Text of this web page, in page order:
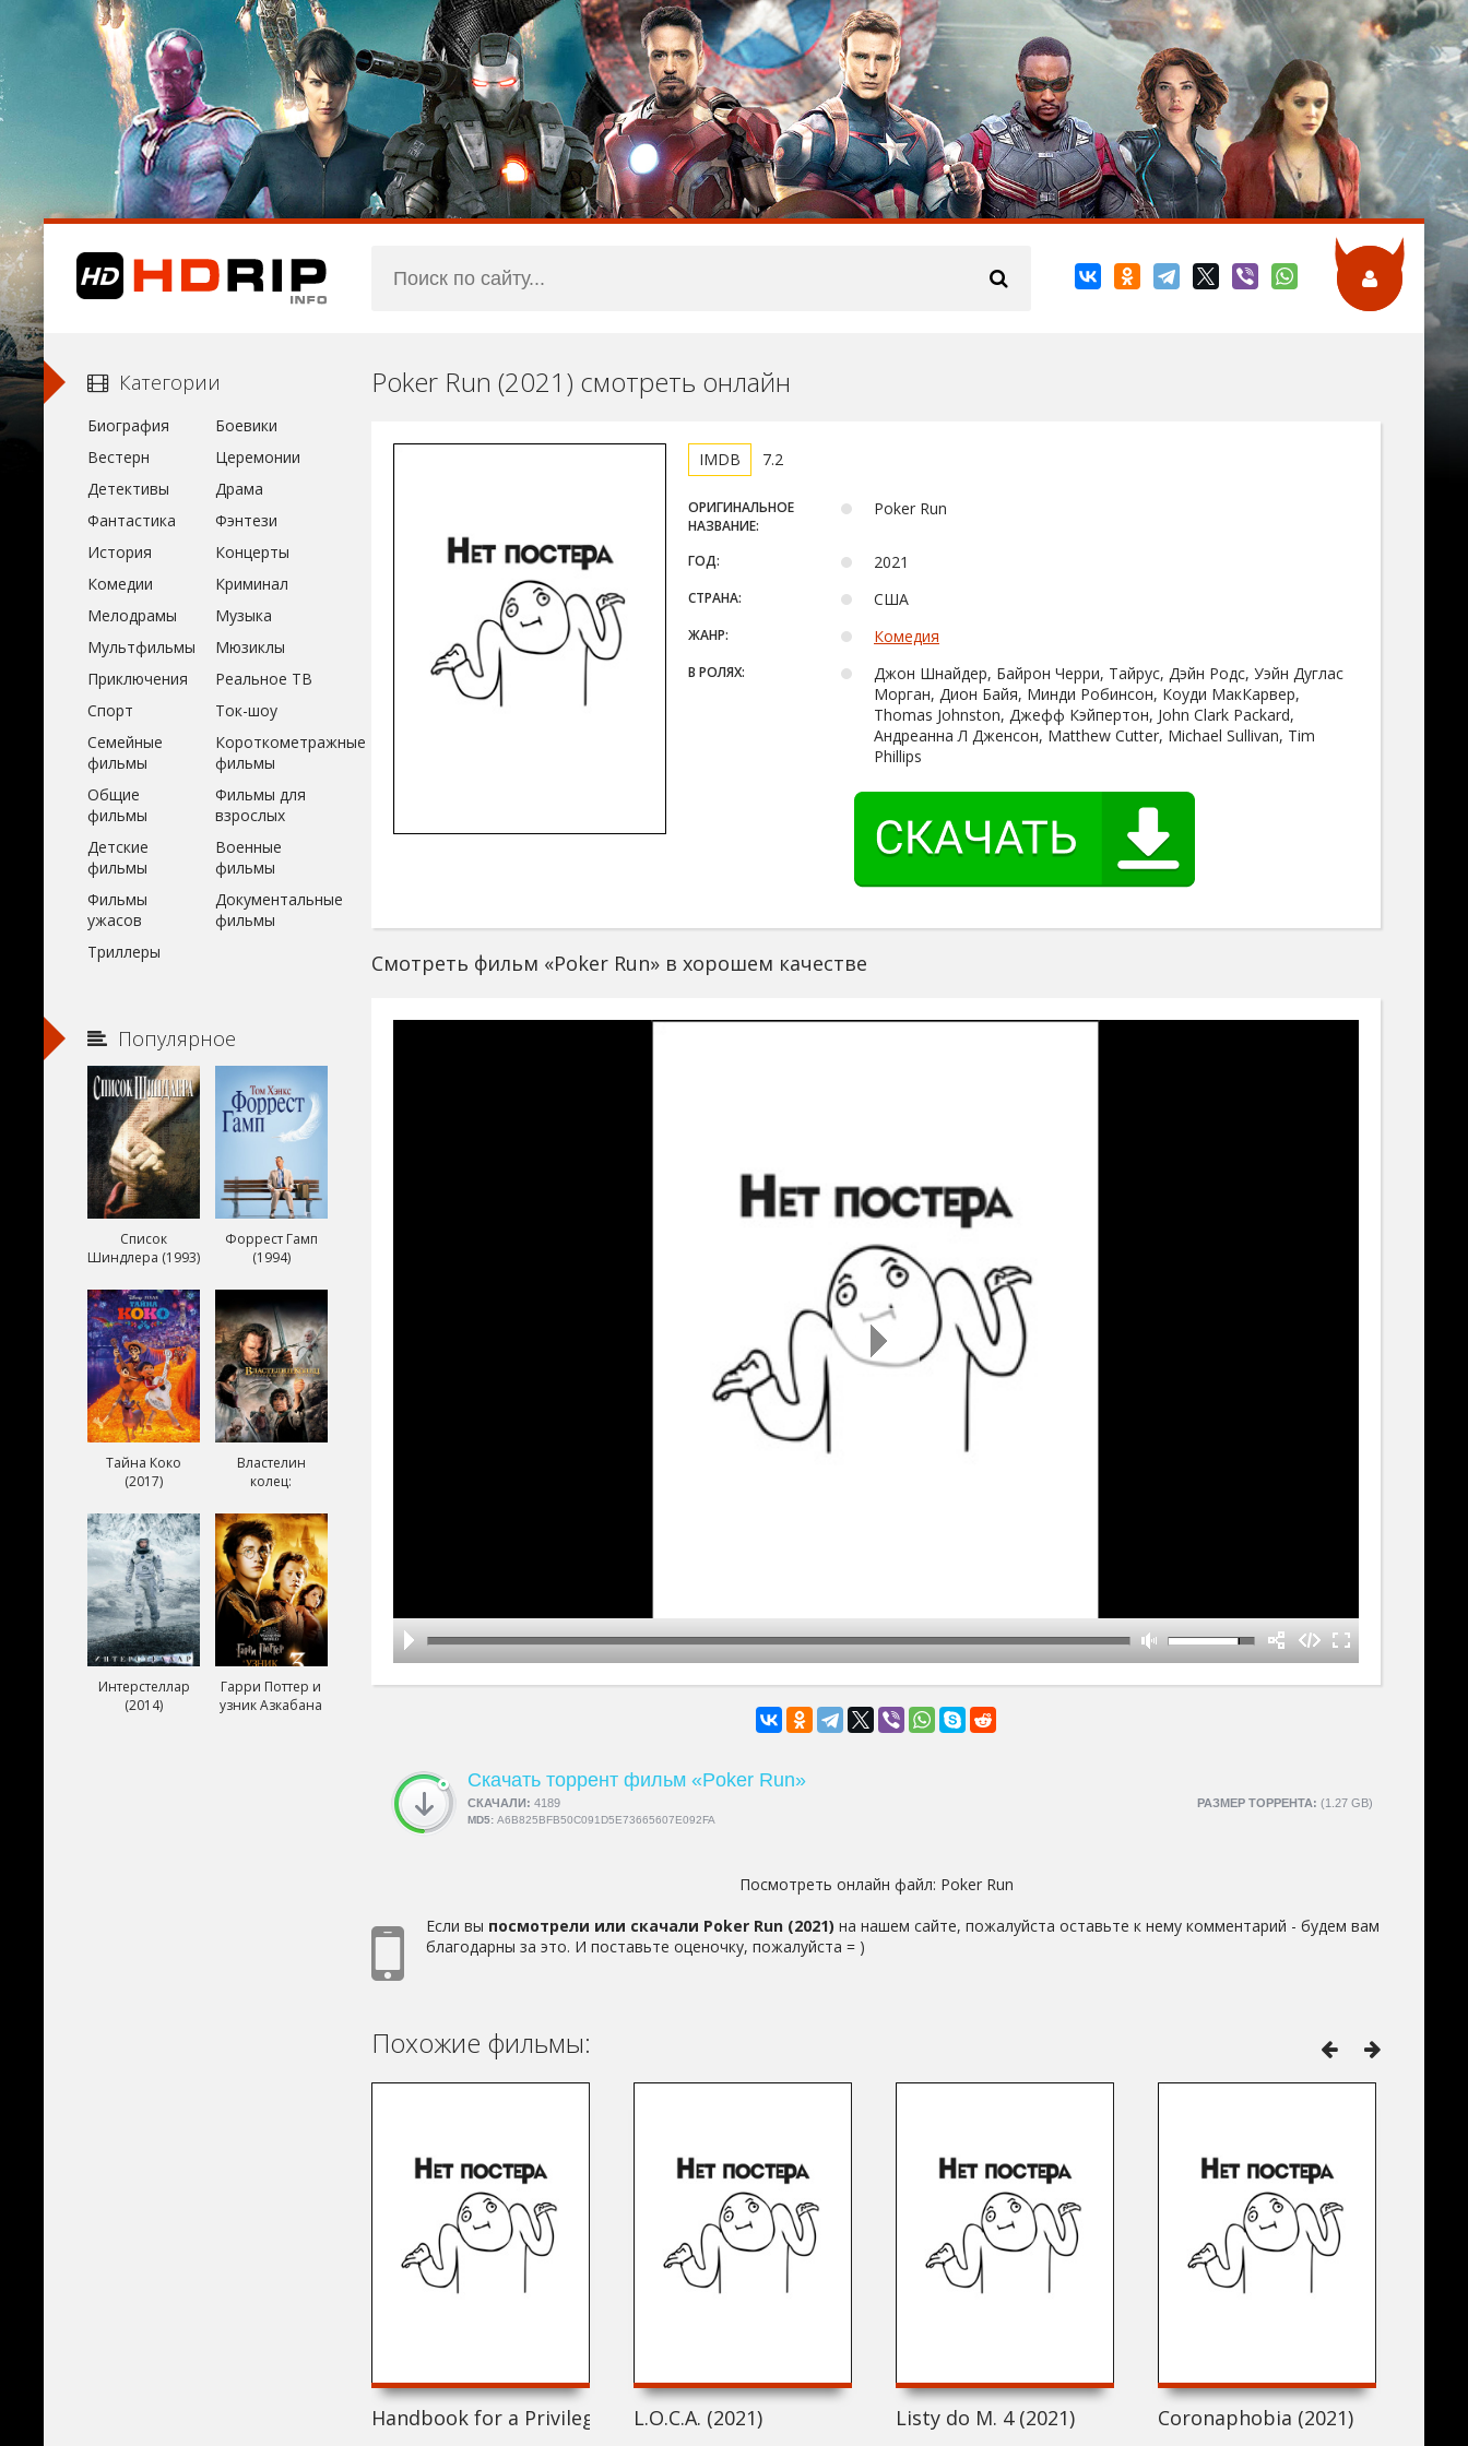
Poker Run (2021) смотреть онлайн
7.2
ОРИГИНАЛЬНОЕ
НАЗВАНИЕ:
Poker Run
ГОД: 2021
СТРАНА: США
ЖАНР: Комедия
В РОЛЯХ:
Джон Шнайдер, Байрон Черри, Тайрус, Дэйн Родс, Уэйн Дуглас
Морган, Дион Байя, Минди Робинсон, Коуди МакКарвер,
Thomas Johnston, Джефф Кэйпертон, John Clark Packard,
Андреанна Л Дженсон, Matthew Cutter, Michael Sullivan, Tim
Phillips
Смотреть фильм «Poker Run» в хорошем качестве
Скачать торрент фильм «Poker Run»
РАЗМЕР ТОРРЕНТА: (1.27 GB)
СКАЧАЛИ: 4189
MD5: A6B825BFB50C091D5E73665607E092FA
Посмотреть онлайн файл: Poker Run
Если вы посмотрели или скачали Poker Run (2021) на нашем сайте, пожалуйста оставьте к нему комментарий - будем вам
благодарны за это. И поставьте оценочку, пожалуйста = )
Похожие фильмы:
Handbook for a Privileged European Woman (2021)
L.O.C.A. (2021) Listy do M. 4 (2021) Coronaphobia (2021)
Категории
Биография
Боевики
Вестерн
Церемонии
Детективы
Драма
Фантастика
Фэнтези
История
Концерты
Комедии
Криминал
Мелодрамы
Музыка
Мультфильмы
Мюзиклы
Приключения
Реальное ТВ
Спорт
Ток-шоу
Семейные
фильмы
Короткометражные
фильмы
Общие
фильмы
Фильмы для
взрослых
Детские
фильмы
Военные
фильмы
Фильмы
ужасов
Документальные
фильмы
Триллеры
Популярное
Список
Шиндлера (1993)
Форрест Гамп
(1994)
Тайна Коко
(2017)
Властелин
колец:
короля (2003)
Интерстеллар
(2014)
Гарри Поттер и
узник Азкабана